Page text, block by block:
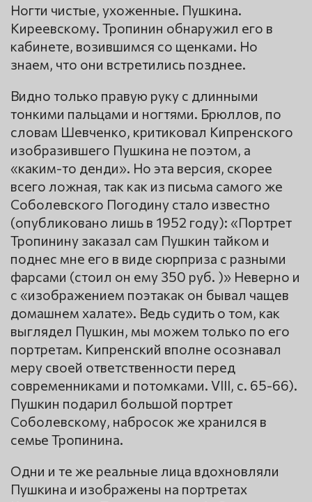
Ногти чистые, ухоженные. Пушкина.
Киреевскому. Тропинин обнаружил его в
кабинете, возившимся со щенками. Но
знаем, что они встретились позднее.
Видно только правую руку с длинными
тонкими пальцами и ногтями. Брюллов, по
словам Шевченко, критиковал Кипренского
изобразившего Пушкина не поэтом, а
«каким-то денди». Но эта версия, скорее
всего ложная, так как из письма самого же
Соболевского Погодину стало известно
(опубликовано лишь в 1952 году): «Портрет
Тропинину заказал сам Пушкин тайком и
поднес мне его в виде сюрприза с разными
фарсами (стоил он ему 350 руб. )» Неверно и
с «изображением поэтакак он бывал чащев
домашнем халате». Ведь судить о том, как
выглядел Пушкин, мы можем только по его
портретам. Кипренский вполне осознавал
меру своей ответственности перед
современниками и потомками. VIII, с. 65-66).
Пушкин подарил большой портрет
Соболевскому, набросок же хранился в
семье Тропинина.
Одни и те же реальные лица вдохновляли
Пушкина и изображены на портретах